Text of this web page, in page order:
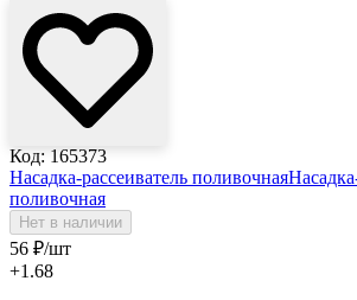
Код: 165373
Насадка-рассеиватель поливочная
поливочная
Нет в наличии
56 ₽/шт
+1.68